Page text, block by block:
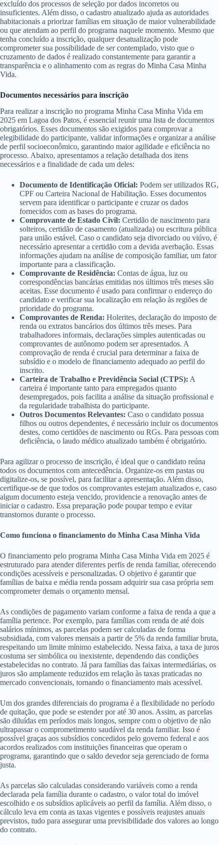
excluído dos processos de seleção por dados incorretos ou
insuficientes. Além disso, o cadastro atualizado ajuda as autoridades
habitacionais a priorizar famílias em situação de maior vulnerabilidade
ou que atendam ao perfil do programa naquele momento. Mesmo que
tenha concluído a inscrição, qualquer desatualização pode
comprometer sua possibilidade de ser contemplado, visto que o
cruzamento de dados é realizado constantemente para garantir a
transparência e o alinhamento com as regras do Minha Casa Minha
Vida.
Documentos necessários para inscrição
Para realizar a inscrição no programa Minha Casa Minha Vida em
2025 em Lagoa dos Patos, é essencial reunir uma lista de documentos
obrigatórios. Esses documentos são exigidos para comprovar a
elegibilidade do participante, validar informações e organizar a análise
de perfil socioeconômico, garantindo maior agilidade e eficiência no
processo. Abaixo, apresentamos a relação detalhada dos itens
necessários e a finalidade de cada um deles:
Documento de Identificação Oficial: Podem ser utilizados RG,
CPF ou Carteira Nacional de Habilitação. Esses documentos
servem para identificar o participante e cruzar os dados
fornecidos com as bases do programa.
Comprovante de Estado Civil: Certidão de nascimento para
solteiros, certidão de casamento (atualizada) ou escritura pública
para união estável. Caso o candidato seja divorciado ou viúvo, é
necessário apresentar a certidão com a devida averbação. Essas
informações ajudam na análise de composição familiar, um fator
importante para a classificação.
Comprovante de Residência: Contas de água, luz ou
correspondências bancárias emitidas nos últimos três meses são
aceitas. Esse documento é usado para confirmar o endereço do
candidato e verificar sua localização em relação às regiões de
prioridade do programa.
Comprovantes de Renda: Holerites, declaração do imposto de
renda ou extratos bancários dos últimos três meses. Para
trabalhadores informais, declarações simples autenticadas ou
comprovantes de autônomo podem ser apresentados. A
comprovação de renda é crucial para determinar a faixa de
subsídio e o modelo de financiamento adequado ao perfil do
inscrito.
Carteira de Trabalho e Previdência Social (CTPS): A
carteira é importante tanto para empregados quanto
desempregados, pois facilita a análise da situação profissional e
da regularidade trabalhista do participante.
Outros Documentos Relevantes: Caso o candidato possua
filhos ou outros dependentes, é necessário incluir os documentos
destes, como certidões de nascimento ou RGs. Para pessoas com
deficiência, o laudo médico atualizado também é obrigatório.
Para agilizar o processo de inscrição, é ideal que o candidato reúna
todos os documentos com antecedência. Organize-os em pastas ou
digitalize-os, se possível, para facilitar a apresentação. Além disso,
certifique-se de que todos os comprovantes estejam atualizados e, caso
algum documento esteja vencido, providencie a renovação antes de
iniciar o cadastro. Essa preparação pode poupar tempo e evitar
transtornos durante o processo.
Como funciona o financiamento do Minha Casa Minha Vida
O financiamento pelo programa Minha Casa Minha Vida em 2025 é
estruturado para atender diferentes perfis de renda familiar, oferecendo
condições acessíveis e personalizadas. O objetivo é garantir que
famílias de baixa e média renda possam adquirir sua casa própria sem
comprometer demais o orçamento mensal.
As condições de pagamento variam conforme a faixa de renda a que a
família pertence. Por exemplo, para famílias com renda de até dois
salários mínimos, as parcelas podem ser calculadas de forma
subsidiada, com valores mensais a partir de 5% da renda familiar bruta,
respeitando um limite mínimo estabelecido. Nessa faixa, a taxa de juros
costuma ser simbólica ou inexistente, dependendo das condições
estabelecidas no contrato. Já para famílias das faixas intermediárias, os
juros são amplamente reduzidos em relação às taxas praticadas no
mercado convencionais, tornando o financiamento mais acessível.
Um dos grandes diferenciais do programa é a flexibilidade no período
de quitação, que pode se estender por até 30 anos. Assim, as parcelas
são diluídas em períodos mais longos, sempre com o objetivo de não
ultrapassar o comprometimento saudável da renda familiar. Isso é
possível graças aos subsídios concedidos pelo governo federal e aos
acordos realizados com instituições financeiras que operam o
programa, garantindo que o saldo devedor seja gerenciado de forma
justa.
As parcelas são calculadas considerando variáveis como a renda
declarada pela família durante o cadastro, o valor total do imóvel
escolhido e os subsídios aplicáveis ao perfil da família. Além disso, o
cálculo leva em conta as taxas vigentes e possíveis reajustes anuais
previstos, tudo para assegurar uma previsibilidade dos valores ao longo
do contrato.